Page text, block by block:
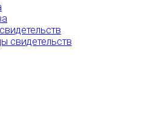
свидетельств